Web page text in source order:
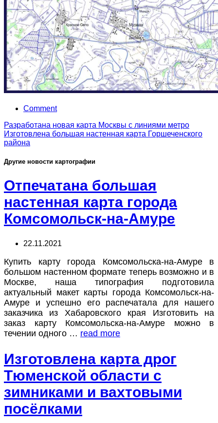
Comment
Разработана новая карта Москвы с линиями метро
Изготовлена большая настенная карта Горшеченского
района
Другие новости картографии
Отпечатана большая
настенная карта города
Комсомольск-на-Амуре
22.11.2021
Купить карту города Комсомольска-на-Амуре в
большом настенном формате теперь возможно и в
Москве, наша типография подготовила
актуальный макет карты города Комсомольск-на-
Амуре и успешно его распечатала для нашего
заказчика из Хабаровского края Изготовить на
заказ карту Комсомольска-на-Амуре можно в
течении одного … read more
Изготовлена карта дрог
Тюменской области с
зимниками и вахтовыми
посёлками